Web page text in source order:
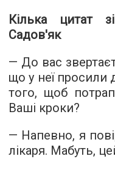
Кілька цитат
Садов'як
— До вас
що у неї просили
того, щоб
Ваші кроки?
— Напевно, я
лікаря. Мабуть,